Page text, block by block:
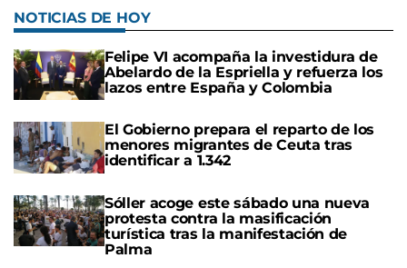
NOTICIAS DE HOY
Felipe VI acompaña la investidura de
Abelardo de la Espriella y refuerza los
lazos entre España y Colombia
El Gobierno prepara el reparto de los
menores migrantes de Ceuta tras
identificar a 1.342
Sóller acoge este sábado una nueva
protesta contra la masificación
turística tras la manifestación de
Palma